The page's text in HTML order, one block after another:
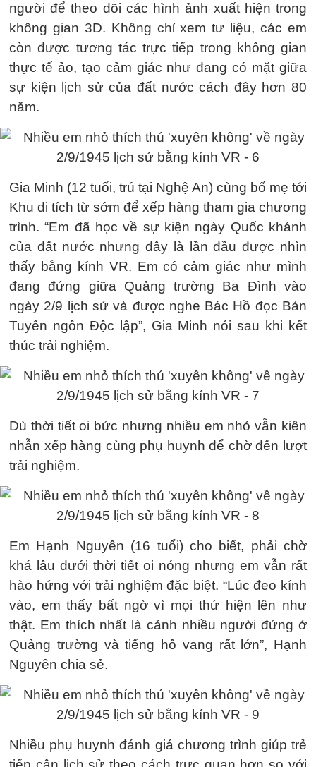
người để theo dõi các hình ảnh xuất hiện trong
không gian 3D. Không chỉ xem tư liệu, các em
còn được tương tác trực tiếp trong không gian
thực tế ảo, tạo cảm giác như đang có mặt giữa
sự kiện lịch sử của đất nước cách đây hơn 80
năm.
Gia Minh (12 tuổi, trú tại Nghệ An) cùng bố mẹ tới
Khu di tích từ sớm để xếp hàng tham gia chương
trình. “Em đã học về sự kiện ngày Quốc khánh
của đất nước nhưng đây là lần đầu được nhìn
thấy bằng kính VR. Em có cảm giác như mình
đang đứng giữa Quảng trường Ba Đình vào
ngày 2/9 lịch sử và được nghe Bác Hồ đọc Bản
Tuyên ngôn Độc lập”, Gia Minh nói sau khi kết
thúc trải nghiệm.
Dù thời tiết oi bức nhưng nhiều em nhỏ vẫn kiên
nhẫn xếp hàng cùng phụ huynh để chờ đến lượt
trải nghiệm.
Em Hạnh Nguyên (16 tuổi) cho biết, phải chờ
khá lâu dưới thời tiết oi nóng nhưng em vẫn rất
hào hứng với trải nghiệm đặc biệt. “Lúc đeo kính
vào, em thấy bất ngờ vì mọi thứ hiện lên như
thật. Em thích nhất là cảnh nhiều người đứng ở
Quảng trường và tiếng hô vang rất lớn”, Hạnh
Nguyên chia sẻ.
Nhiều phụ huynh đánh giá chương trình giúp trẻ